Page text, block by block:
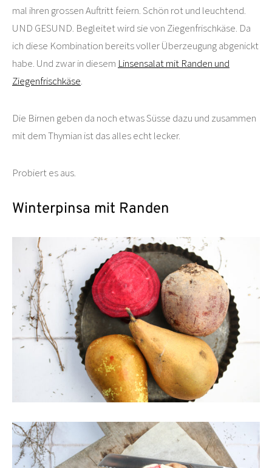
mal ihren grossen Auftritt feiern. Schön rot und leuchtend.
UND GESUND. Begleitet wird sie von Ziegenfrischkäse. Da
ich diese Kombination bereits voller Überzeugung abgenickt
habe. Und zwar in diesem Linsensalat mit Randen und
Ziegenfrischkäse.
Die Birnen geben da noch etwas Süsse dazu und zusammen
mit dem Thymian ist das alles echt lecker.
Probiert es aus.
Winterpinsa mit Randen